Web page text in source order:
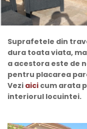
Suprafetele din
dura toata viata,
a acestora este de
pentru placarea
Vezi aici cum arata
interiorul locuintei.